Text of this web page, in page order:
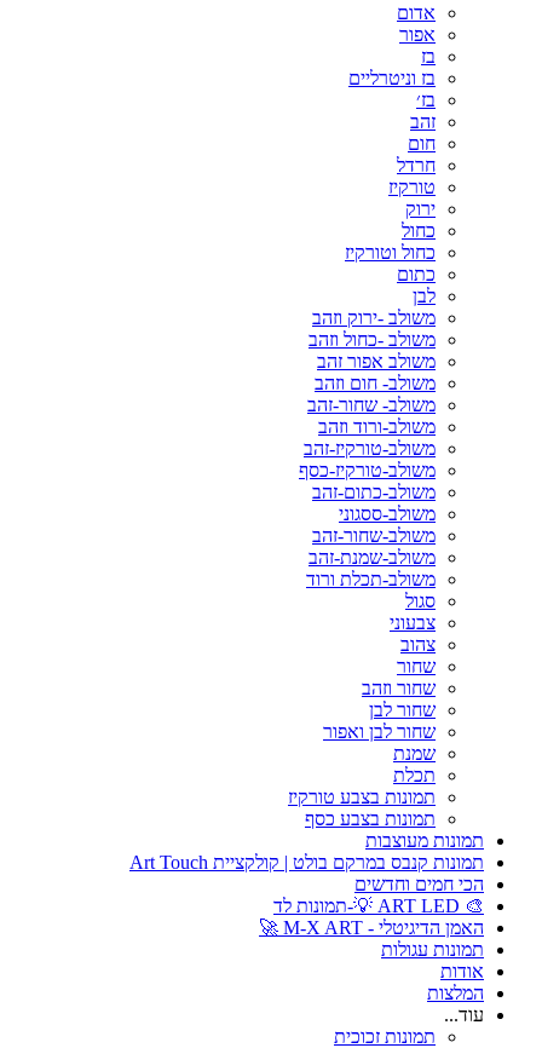
אדום
אפור
בז
בז וניטרליים
בז׳
זהב
חום
חרדל
טורקיז
ירוק
כחול
כחול וטורקיז
כתום
לבן
משולב -ירוק וזהב
משולב -כחול וזהב
משולב אפור זהב
משולב- חום וזהב
משולב- שחור-זהב
משולב-ורוד וזהב
משולב-טורקיז-זהב
משולב-טורקיז-כסף
משולב-כתום-זהב
משולב-ססגוני
משולב-שחור-זהב
משולב-שמנת-זהב
משולב-תכלת ורוד
סגול
צבעוני
צהוב
שחור
שחור וזהב
שחור לבן
שחור לבן ואפור
שמנת
תכלת
תמונות בצבע טורקיז
תמונות בצבע כסף
תמונות מעוצבות
תמונות קנבס במרקם בולט | קולקציית Art Touch
הכי חמים וחדשים
🎨 ART LED 💡-תמונות לד
האמן הדיגיטלי - M-X ART 🚀
תמונות עגולות
אודות
המלצות
עוד...
תמונות זכוכית